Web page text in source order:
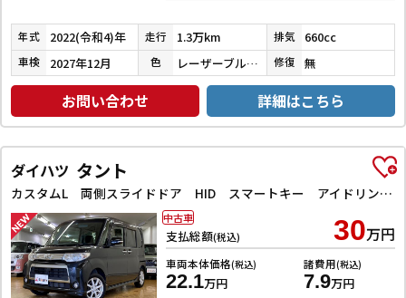
年式 2022(令和4)年 走行 1.3万km 排気 660cc
車検 2027年12月 色 レーザーブルークリスタルシャイン 修復 無
お問い合わせ 詳細はこちら
ダイハツ タント
カスタムL 両側スライドドア HID スマートキー アイドリングストップ 電動格納ミラー ベンチシート CVT 盗難防止システム ABS アルミホイール 衝突安全ボディ エアコン パワーステアリング
支払総額(税込) 30万円
車両本体価格(税込)
22.1万円
諸費用(税込)
7.9万円
中古車